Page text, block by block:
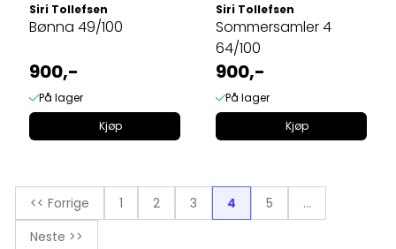
Siri Tollefsen
Bønna 49/100
900,-
På lager
Kjøp
Siri Tollefsen
Sommersamler 4
64/100
900,-
På lager
Kjøp
<< Forrige 1 2 3 4 5
...
Neste >>